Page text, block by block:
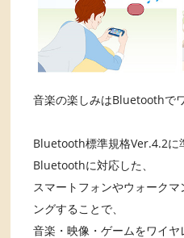
音楽の楽しみはBluetoothで
Bluetooth標準規格Ver.4.2に
Bluetoothに対応した、
スマートフォンやウォーク
ングすることで、
音楽・映像・ゲームをワイ